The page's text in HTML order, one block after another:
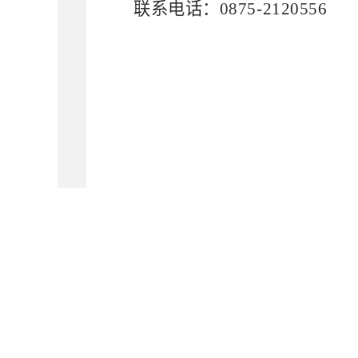
联系电话： 0875-2120556